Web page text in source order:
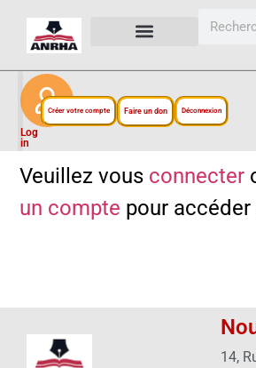
Log
in
Créer votre compte Faire un don Déconnexion
Veuillez vous connecter
un compte pour
14,